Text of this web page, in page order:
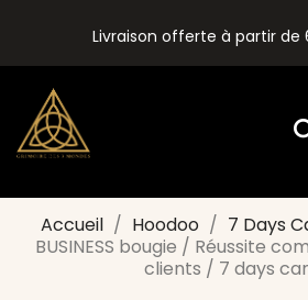
Livraison offerte à partir de
Accueil Hoodoo 7 Days
BUSINESS bougie / Réussite
clients / 7 days